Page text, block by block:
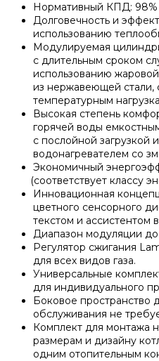
Водонагреватели и
Терморегуляторы
Принадлежности
Готовые решения
Baxi
Настенные газовые
Настенные
Напольные
Запчасти для котлов
Запчасти для котлов
Запчасти Weishaupt
Запчасти для котлов
Запчасти Elko
Запчасти Giersch
Запчасти для котлов
Нормативный КПД: 98%
Долговечность и
использованию
Модулируемая
с длительным сроком
использованию
из нержавеющей стали,
температурным
Высокая степень
горячей воды
с послойной загрузкой
водонагревателем со
Экономичный
(соответствует классу
Инновационная
цветного сенсорного
текстом и ассистентом
Диапазон модуляции до
Регулятор сжигания
для всех видов газа.
Универсальные
для индивидуального
Боковое пространство
обслуживания не
Комплект для монтажа
размерам и дизайну
одним отопительным